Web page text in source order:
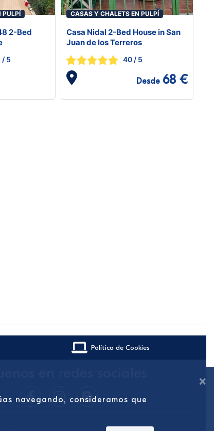
PULPÍ
2-Bed
/ 5
CASAS Y CHALETS EN PULPÍ
Casa Nidal 2-Bed House in San
Juan de los Terreros
40/ 5
Desde 68 €
Política de Cookies
×
navegando, consideramos que